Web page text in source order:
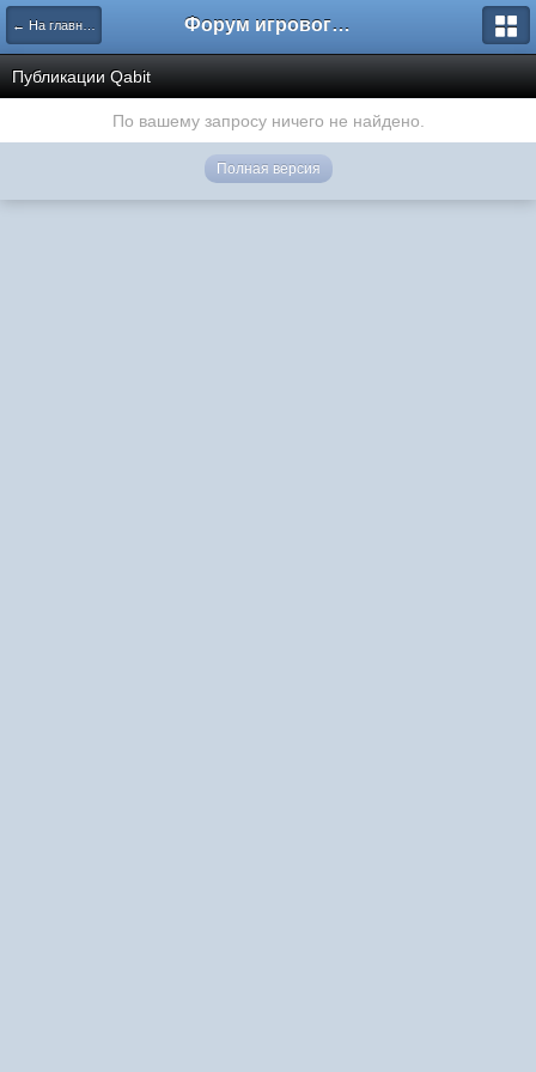
← На главную Форум игрового проекта Riverrise
Публикации Qabit
По вашему запросу ничего не найдено.
Полная версия